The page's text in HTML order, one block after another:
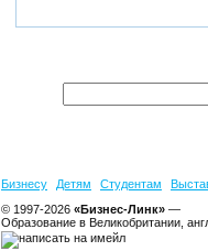
Бизнесу Детям Студентам
© 1997-2026 «Бизнес-Линк» —
Образование в Великобритании,